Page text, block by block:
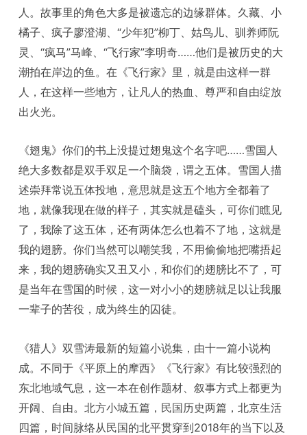
人。故事里的角色大多是被遗忘的边缘群体。久藏、小
橘子、疯子廖澄湖、“少年犯”柳丁、姑鸟儿、驯养师阮
灵、“疯马”马峰、“飞行家”李明奇……他们是被历史的大
潮拍在岸边的鱼。在《飞行家》里，就是由这样一群
人，在这样一些地方，让凡人的热血、尊严和自由绽放
出火光。
《翅鬼》你们的书上没提过翅鬼这个名字吧……雪国人
绝大多数都是双手双足一个脑袋，谓之五体。雪国人描
述崇拜常说五体投地，意思就是这五个地方全都着了
地，就像我现在做的样子，其实就是磕头，可你们瞧见
了，我除了这五体，还有两体怎么也着不了地，这就是
我的翅膀。你们当然可以嘲笑我，不用偷偷地把嘴捂起
来，我的翅膀确实又丑又小，和你们的翅膀比不了，可
是当年在雪国的时候，这一对小小的翅膀就足以让我服
一辈子的苦役，成为终生的囚徒。
《猎人》双雪涛最新的短篇小说集，由十一篇小说构
成。不同于《平原上的摩西》《飞行家》有比较强烈的
东北地域气息，这一本在创作题材、叙事方式上都更为
开阔、自由。北方小城五篇，民国历史两篇，北京生活
四篇，时间脉络从民国的北平贯穿到2018年的当下以及